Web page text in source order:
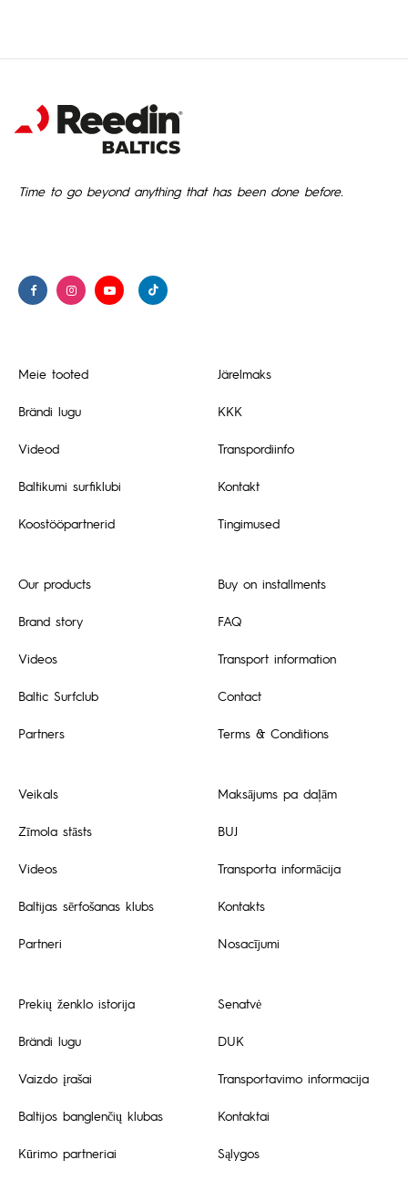
Time to go beyond anything that has been done before.
Meie tooted
Brändi lugu
Videod
Baltikumi surfiklubi
Koostööpartnerid
Our products
Brand story
Videos
Baltic Surfclub
Partners
Veikals
Zīmola stāsts
Videos
Baltijas sērfošanas klubs
Partneri
Prekių ženklo istorija
Brändi lugu
Vaizdo įrašai
Baltijos banglenčių klubas
Kūrimo partneriai
Järelmaks
KKK
Transpordiinfo
Kontakt
Tingimused
Buy on installments
FAQ
Transport information
Contact
Terms & Conditions
Maksājums pa daļām
BUJ
Transporta informācija
Kontakts
Nosacījumi
Senatvė
DUK
Transportavimo informacija
Kontaktai
Sąlygos